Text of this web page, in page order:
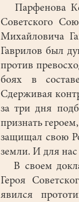
Парфенова
Советского
Михайловича
Гаврилов был
против
боях в
Сдерживая
за три дня
признать
защищал свою
земли. И для нас
В своем
Героя
явился